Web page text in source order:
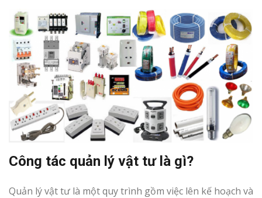
Công tác quản lý vật tư là gì?
Quản lý vật tư là một quy trình gồm việc lên kế hoạch và